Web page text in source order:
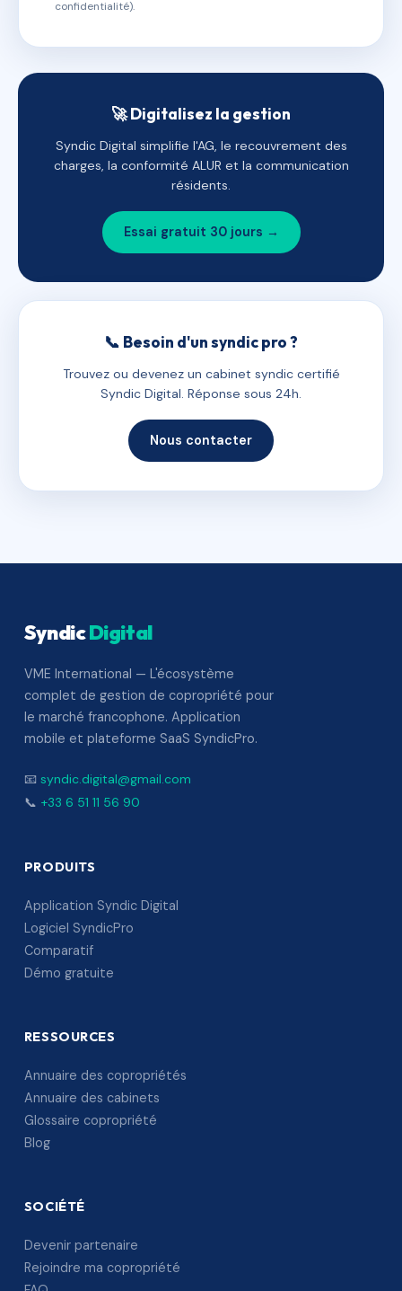
confidentialité).
🚀 Digitalisez la gestion
Syndic Digital simplifie l'AG, le recouvrement des
charges, la conformité ALUR et la communication
résidents.
Essai gratuit 30 jours →
📞 Besoin d'un syndic pro ?
Trouvez ou devenez un cabinet syndic certifié
Syndic Digital. Réponse sous 24h.
Nous contacter
SyndicDigital
VME International — L'écosystème
complet de gestion de copropriété pour
le marché francophone. Application
mobile et plateforme SaaS SyndicPro.
📧 syndic.digital@gmail.com
📞 +33 6 51 11 56 90
PRODUITS
Application Syndic Digital
Logiciel SyndicPro
Comparatif
Démo gratuite
RESSOURCES
Annuaire des copropriétés
Annuaire des cabinets
Glossaire copropriété
Blog
SOCIÉTÉ
Devenir partenaire
Rejoindre ma copropriété